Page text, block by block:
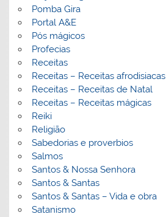
Pomba Gira
Portal A&E
Pós mágicos
Profecias
Receitas
Receitas – Receitas afrodisiacas
Receitas – Receitas de Natal
Receitas – Receitas mágicas
Reiki
Religião
Sabedorias e proverbios
Salmos
Santos & Nossa Senhora
Santos & Santas
Santos & Santas – Vida e obra
Satanismo